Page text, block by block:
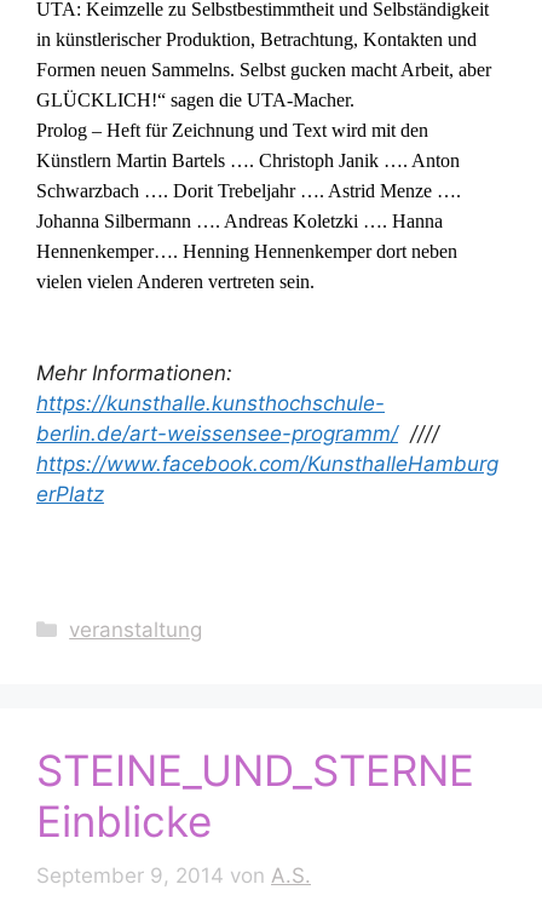
UTA: Keimzelle zu Selbstbestimmtheit und Selbständigkeit
in künstlerischer Produktion, Betrachtung, Kontakten und
Formen neuen Sammelns. Selbst gucken macht Arbeit, aber
GLÜCKLICH!“ sagen die UTA-Macher.
Prolog – Heft für Zeichnung und Text wird mit den
Künstlern Martin Bartels …. Christoph Janik …. Anton
Schwarzbach …. Dorit Trebeljahr …. Astrid Menze ….
Johanna Silbermann …. Andreas Koletzki …. Hanna
Hennenkemper…. Henning Hennenkemper dort neben
vielen vielen Anderen vertreten sein.
Mehr Informationen:
https://kunsthalle.kunsthochschule-
berlin.de/art-weissensee-programm/////
https://www.facebook.com/KunsthalleHamburg
erPlatz
Kategorien
veranstaltung
STEINE_UND_STERNE
Einblicke
September 9, 2014 von A.S.